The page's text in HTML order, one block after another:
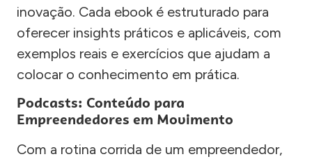
inovação. Cada ebook é estruturado para
oferecer insights práticos e aplicáveis, com
exemplos reais e exercícios que ajudam a
colocar o conhecimento em prática.
Podcasts: Conteúdo para
Empreendedores em Movimento
Com a rotina corrida de um empreendedor,